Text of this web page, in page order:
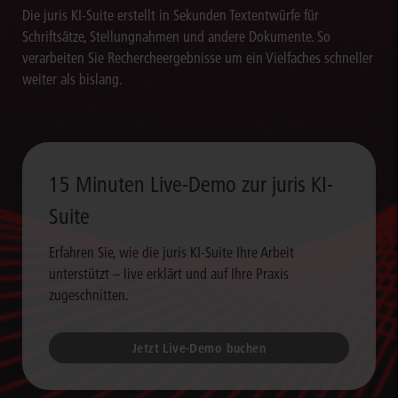
Die juris KI-Suite erstellt in Sekunden Textentwürfe für
Schriftsätze, Stellungnahmen und andere Dokumente. So
verarbeiten Sie Rechercheergebnisse um ein Vielfaches schneller
weiter als bislang.
15 Minuten Live-Demo zur juris KI-
Suite
Erfahren Sie, wie die juris KI-Suite Ihre Arbeit
unterstützt – live erklärt und auf Ihre Praxis
zugeschnitten.
Jetzt Live-Demo buchen